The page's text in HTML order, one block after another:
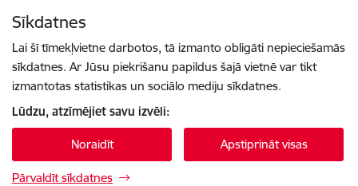
Sīkdatnes
Lai šī tīmekļvietne darbotos, tā izmanto obligāti nepieciešamās
sīkdatnes. Ar Jūsu piekrišanu papildus šajā vietnē var tikt
izmantotas statistikas un sociālo mediju sīkdatnes.
Lūdzu, atzīmējiet savu izvēli:
Noraidīt Apstiprināt visas
Pārvaldīt sīkdatnes